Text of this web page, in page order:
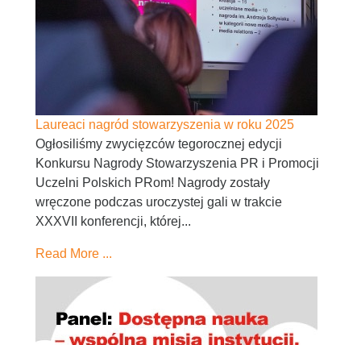
Laureaci nagród stowarzyszenia w roku 2025
Ogłosiliśmy zwycięzców tegorocznej edycji
Konkursu Nagrody Stowarzyszenia PR i Promocji
Uczelni Polskich PRom! Nagrody zostały
wręczone podczas uroczystej gali w trakcie
XXXVII konferencji, której...
Read More ...